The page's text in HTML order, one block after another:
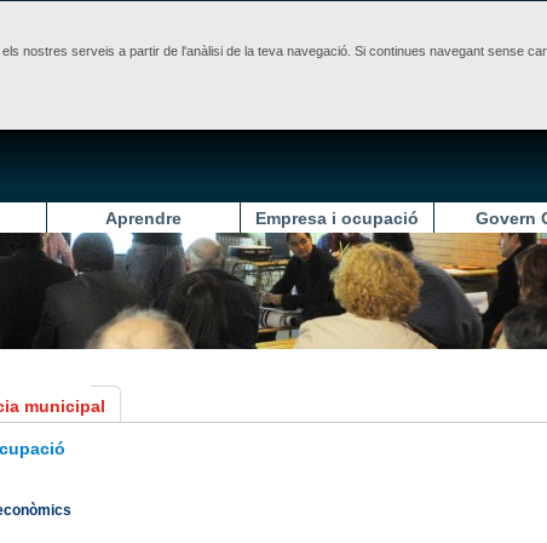
nostres serveis a partir de l'anàlisi de la teva navegació. Si continues navegant sense
Aprendre Empresa i ocupació Govern
municipal